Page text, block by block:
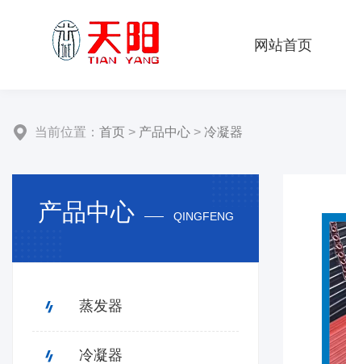
网站首页
当前位置： 首页 > 产品中心 > 冷凝器
产品中心 QINGFENG
蒸发器
冷凝器